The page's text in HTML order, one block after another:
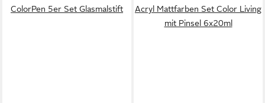
ColorPen 5er Set Glasmalstift
Acryl Mattfarben Set Color Living
mit Pinsel 6x20ml